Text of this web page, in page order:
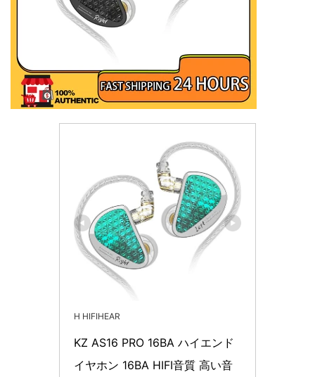
H HIFIHEAR
KZ AS16 PRO 16BA ハイエンド
イヤホン 16BA HIFI音質 高い音